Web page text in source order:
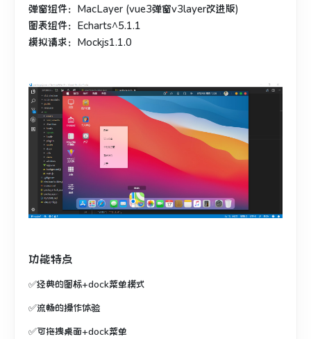
弹窗组件：MacLayer (vue3弹窗v3layer改进版)
图表组件：Echarts^5.1.1
模拟请求：Mockjs1.1.0
功能特点
✅经典的图标+dock菜单模式
✅流畅的操作体验
✅可拖拽桌面+dock菜单